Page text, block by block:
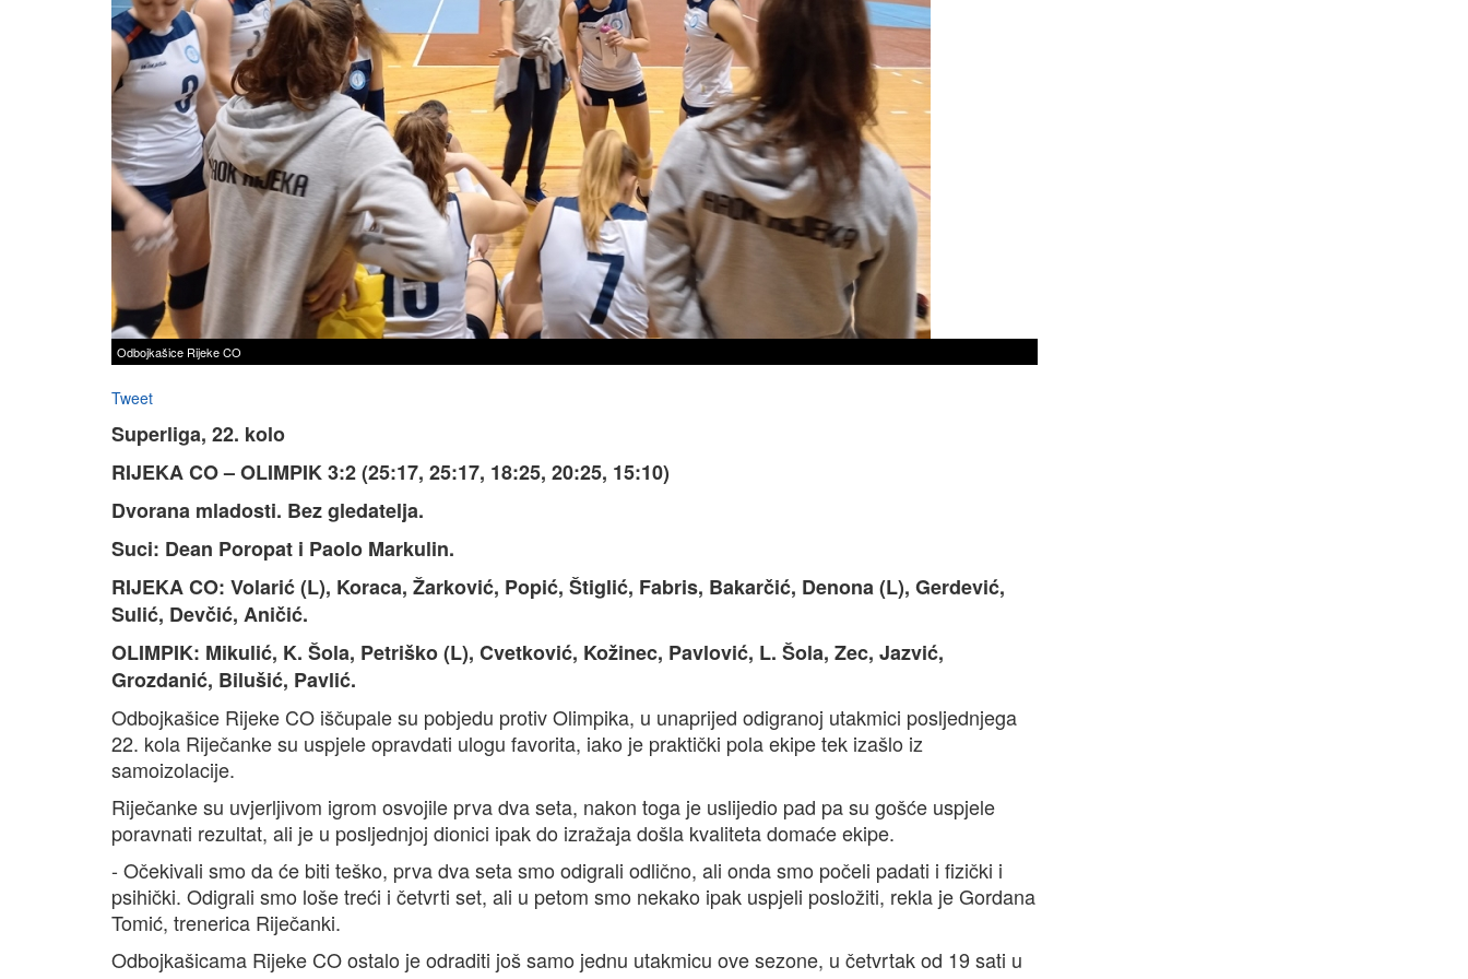
Odbojkašice Rijeke CO
Tweet
Superliga, 22. kolo
RIJEKA CO – OLIMPIK 3:2 (25:17, 25:17, 18:25, 20:25, 15:10)
Dvorana mladosti. Bez gledatelja.
Suci: Dean Poropat i Paolo Markulin.
RIJEKA CO: Volarić (L), Koraca, Žarković, Popić, Štiglić, Fabris, Bakarčić, Denona (L), Gerdević,
Sulić, Devčić, Aničić.
OLIMPIK: Mikulić, K. Šola, Petriško (L), Cvetković, Kožinec, Pavlović, L. Šola, Zec, Jazvić,
Grozdanić, Bilušić, Pavlić.
Odbojkašice Rijeke CO iščupale su pobjedu protiv Olimpika, u unaprijed odigranoj utakmici posljednjega
22. kola Riječanke su uspjele opravdati ulogu favorita, iako je praktički pola ekipe tek izašlo iz
samoizolacije.
Riječanke su uvjerljivom igrom osvojile prva dva seta, nakon toga je uslijedio pad pa su gošće uspjele
poravnati rezultat, ali je u posljednjoj dionici ipak do izražaja došla kvaliteta domaće ekipe.
- Očekivali smo da će biti teško, prva dva seta smo odigrali odlično, ali onda smo počeli padati i fizički i
psihički. Odigrali smo loše treći i četvrti set, ali u petom smo nekako ipak uspjeli posložiti, rekla je Gordana
Tomić, trenerica Riječanki.
Odbojkašicama Rijeke CO ostalo je odraditi još samo jednu utakmicu ove sezone, u četvrtak od 19 sati u